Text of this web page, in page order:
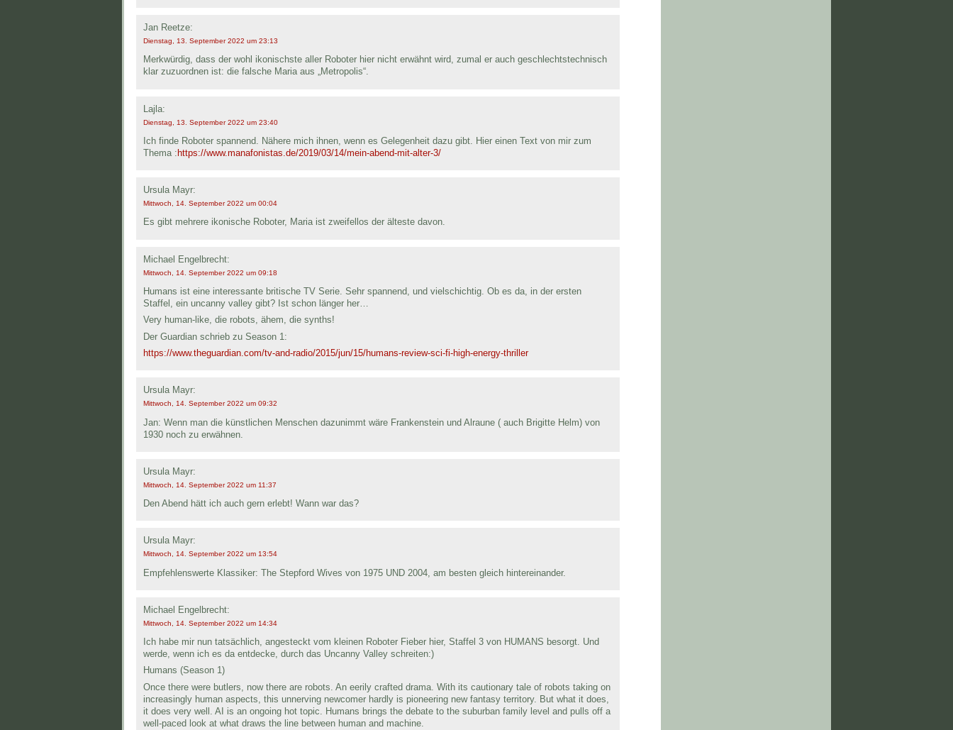
Jan Reetze:
Dienstag, 13. September 2022 um 23:13
Merkwürdig, dass der wohl ikonischste aller Roboter hier nicht erwähnt wird, zumal er auch geschlechtstechnisch
klar zuzuordnen ist: die falsche Maria aus „Metropolis“.
Lajla:
Dienstag, 13. September 2022 um 23:40
Ich finde Roboter spannend. Nähere mich ihnen, wenn es Gelegenheit dazu gibt. Hier einen Text von mir zum
Thema : https://www.manafonistas.de/2019/03/14/mein-abend-mit-alter-3/
Ursula Mayr:
Mittwoch, 14. September 2022 um 00:04
Es gibt mehrere ikonische Roboter, Maria ist zweifellos der älteste davon.
Michael Engelbrecht:
Mittwoch, 14. September 2022 um 09:18
Humans ist eine interessante britische TV Serie. Sehr spannend, und vielschichtig. Ob es da, in der ersten
Staffel, ein uncanny valley gibt? Ist schon länger her…
Very human-like, die robots, ähem, die synths!
Der Guardian schrieb zu Season 1:
https://www.theguardian.com/tv-and-radio/2015/jun/15/humans-review-sci-fi-high-energy-thriller
Ursula Mayr:
Mittwoch, 14. September 2022 um 09:32
Jan: Wenn man die künstlichen Menschen dazunimmt wäre Frankenstein und Alraune ( auch Brigitte Helm) von
1930 noch zu erwähnen.
Ursula Mayr:
Mittwoch, 14. September 2022 um 11:37
Den Abend hätt ich auch gern erlebt! Wann war das?
Ursula Mayr:
Mittwoch, 14. September 2022 um 13:54
Empfehlenswerte Klassiker: The Stepford Wives von 1975 UND 2004, am besten gleich hintereinander.
Michael Engelbrecht:
Mittwoch, 14. September 2022 um 14:34
Ich habe mir nun tatsächlich, angesteckt vom kleinen Roboter Fieber hier, Staffel 3 von HUMANS besorgt. Und
werde, wenn ich es da entdecke, durch das Uncanny Valley schreiten:)
Humans (Season 1)
Once there were butlers, now there are robots. An eerily crafted drama. With its cautionary tale of robots taking on
increasingly human aspects, this unnerving newcomer hardly is pioneering new fantasy territory. But what it does,
it does very well. AI is an ongoing hot topic. Humans brings the debate to the suburban family level and pulls off a
well-paced look at what draws the line between human and machine.